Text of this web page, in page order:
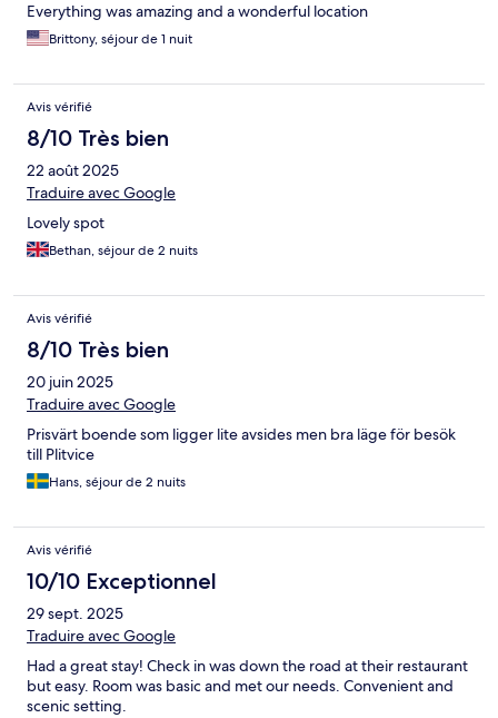
Everything was amazing and a wonderful location
Brittony, séjour de 1 nuit
Avis vérifié
8/10 Très bien
22 août 2025
Traduire avec Google
Lovely spot
Bethan, séjour de 2 nuits
Avis vérifié
8/10 Très bien
20 juin 2025
Traduire avec Google
Prisvärt boende som ligger lite avsides men bra läge för besök
till Plitvice
Hans, séjour de 2 nuits
Avis vérifié
10/10 Exceptionnel
29 sept. 2025
Traduire avec Google
Had a great stay! Check in was down the road at their restaurant
but easy. Room was basic and met our needs. Convenient and
scenic setting.